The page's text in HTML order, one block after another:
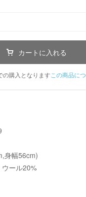
カートに入れる
の購入となります この商品に
身幅56cm)
ール20%